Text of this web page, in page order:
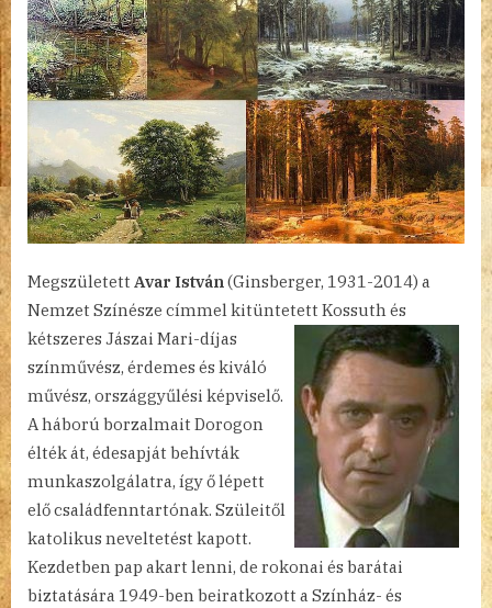
Megszületett Avar István(Ginsberger, 1931-2014) a
Nemzet Színésze címmel kitüntetett Kossuth és
kétszeres Jászai Mari-díjas
színművész, érdemes és kiváló
művész, országgyűlési képviselő.
A háború borzalmait Dorogon
élték át, édesapját behívták
munkaszolgálatra, így ő lépett
elő családfenntartónak. Szüleitől
katolikus neveltetést kapott.
Kezdetben pap akart lenni, de rokonai és barátai
biztatására 1949-ben beiratkozott a Színház- és